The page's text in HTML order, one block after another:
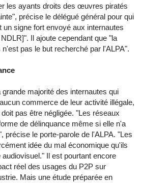
les ayants droits des œuvres piratés
précise le délégué général pour qui
signe fort envoyé aux internautes
Il ajoute cependant que "la
pas le but recherché par l'ALPA".
majorité des internautes qui
commerce de leur activité illégale,
pas être négligée. "Les réseaux
de délinquance même si elle n'a
précise le porte-parole de l'ALPA. "Les
idée du mal économique qu'ils
Il est pourtant encore
réel des usages du P2P sur
Mais une étude préparée en